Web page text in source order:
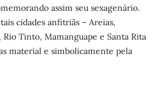
assim seu sexagenário.
cidades anfitriãs – Areias,
Rio Tinto, Mamanguape e Santa Rita
material e simbolicamente pela